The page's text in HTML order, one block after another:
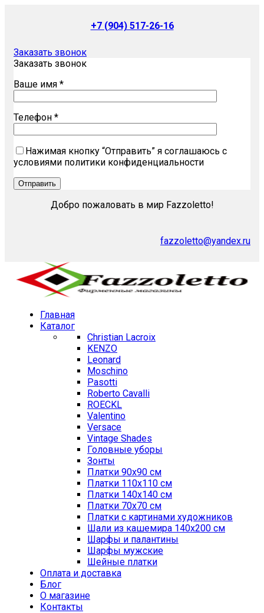
+7 (904) 517-26-16
Заказать звонок
Заказать звонок
Ваше имя *
Телефон *
Нажимая кнопку “Отправить” я соглашаюсь с
условиями политики конфиденциальности
Добро пожаловать в мир Fazzoletto!
fazzoletto@yandex.ru
Главная
Каталог
Christian Lacroix
KENZO
Leonard
Moschino
Pasotti
Roberto Cavalli
ROECKL
Valentino
Versace
Vintage Shades
Головные уборы
Зонты
Платки 90х90 см
Платки 110х110 см
Платки 140х140 см
Платки 70х70 см
Платки с картинами художников
Шали из кашемира 140х200 см
Шарфы и палантины
Шарфы мужские
Шейные платки
Оплата и доставка
Блог
О магазине
Контакты